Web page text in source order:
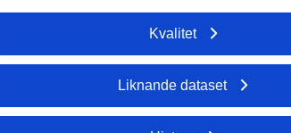
Kvalitet
Liknande dataset